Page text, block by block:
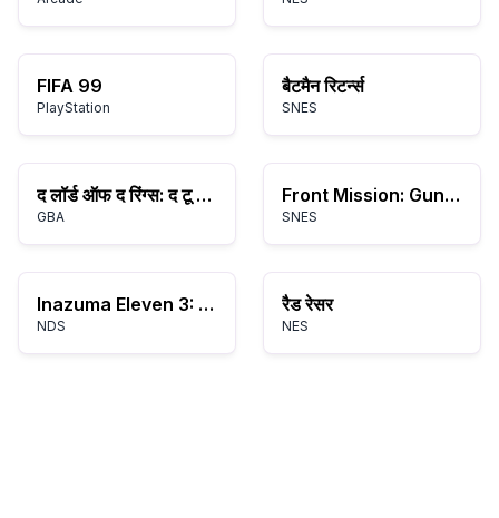
FIFA 99
PlayStation
बैटमैन रिटर्न्स
SNES
द लॉर्ड ऑफ द रिंग्स: द टू टावर्स
GBA
Front Mission: Gun Hazard
SNES
Inazuma Eleven 3: Spark
NDS
रैड रेसर
NES